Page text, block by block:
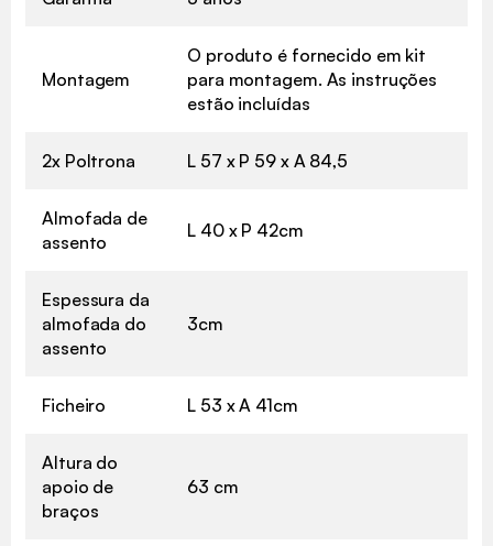
Montagem
O produto é fornecido em kit
para montagem. As instruções
estão incluídas
2x Poltrona L 57 x P 59 x A 84,5
Almofada de
assento
L 40 x P 42cm
Espessura da
almofada do
assento
3cm
Ficheiro L 53 x A 41cm
Altura do
apoio de
braços
63 cm